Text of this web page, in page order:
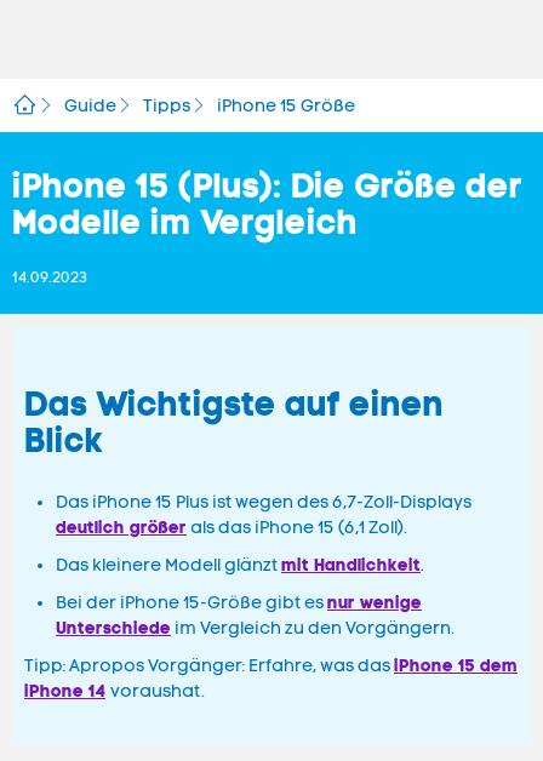
Guide Tipps iPhone 15 Größe
iPhone 15 (Plus): Die Größe der
Modelle im Vergleich
14.09.2023
Das Wichtigste auf einen
Blick
Das iPhone 15 Plus ist wegen des 6,7-Zoll-Displays
deutlich größer als das iPhone 15 (6,1 Zoll).
Das kleinere Modell glänztmit Handlichkeit.
Bei der iPhone 15-Größe gibt esnur wenige
Unterschiede im Vergleich zu den Vorgängern.
Tipp: Apropos Vorgänger: Erfahre, was dasiPhone 15 dem
iPhone 14 voraushat.